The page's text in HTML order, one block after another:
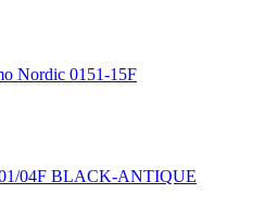
Nordic 0151-15F
04F BLACK-ANTIQUE